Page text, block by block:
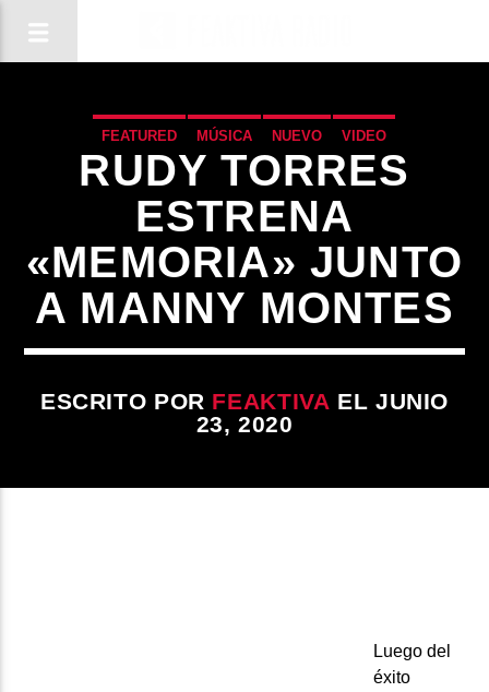
FEATURED MÚSICA NUEVO VIDEO
RUDY TORRES
ESTRENA
«MEMORIA» JUNTO
A MANNY MONTES
ESCRITO POR FEAKTIVA EL JUNIO
23, 2020
Luego del
éxito